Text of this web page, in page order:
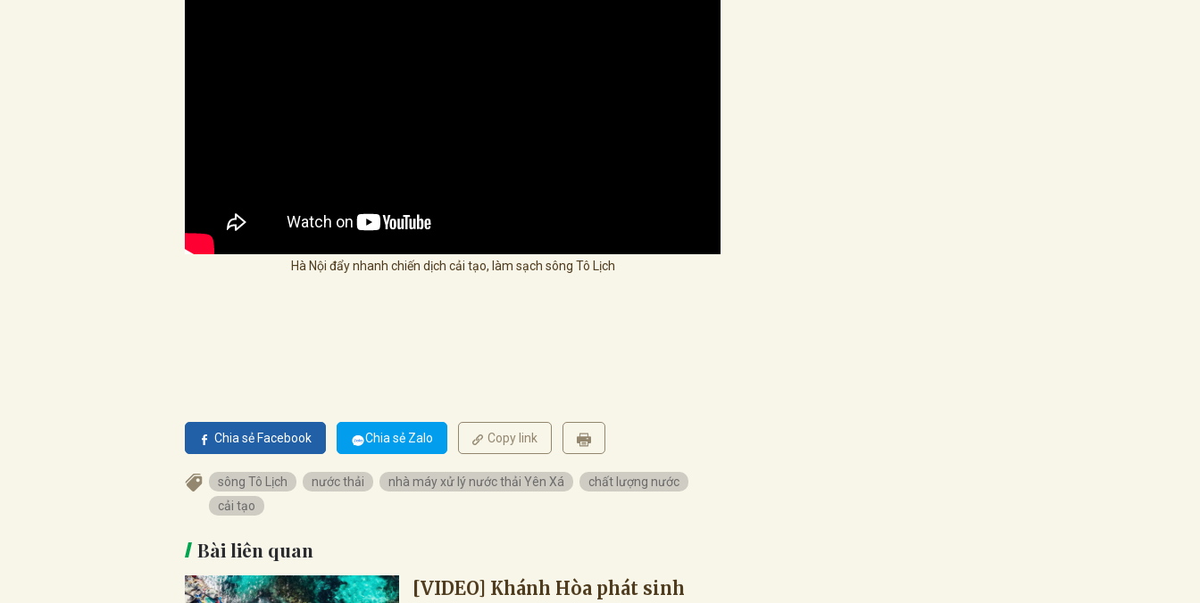
Hà Nội đẩy nhanh chiến dịch cải tạo, làm sạch sông Tô Lịch
Chia sẻ Facebook Chia sẻ Zalo Copy link
sông Tô Lịch nước thải nhà máy xử lý nước thải Yên Xá
chất lượng nước
cải tạo
Bài liên quan
[VIDEO] Khánh Hòa phát sinh